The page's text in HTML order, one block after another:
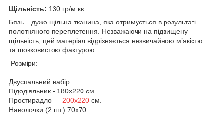
Щільність: 130 гр/м.кв.
Бязь – дуже щільна тканина, яка отримується в результаті
полотняного переплетення. Незважаючи на підвищену
щільність, цей матеріал відрізняється незвичайною м’якістю
та шовковистою фактурою
Розміри:
Двуспальний набір
Підодіяльник - 180х220 см.
Простирадло — 200х220 см.
Наволочки (2 шт.) 70х70